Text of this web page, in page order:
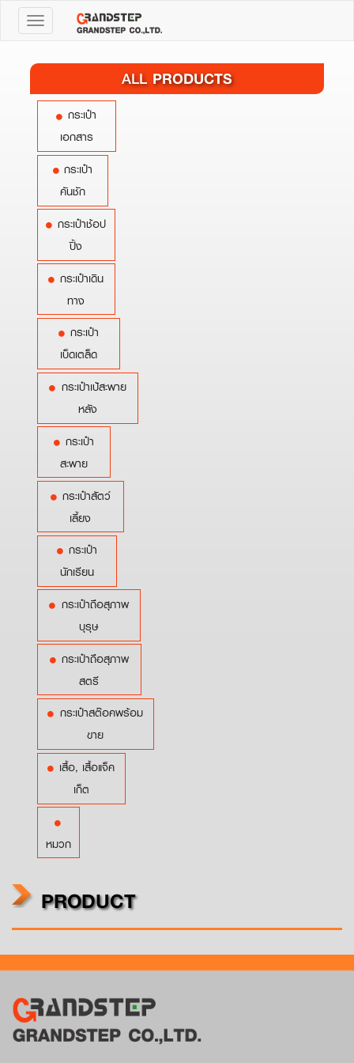
Toggle
ALL PRODUCTS
กระเป๋า
เอกสาร
กระเป๋า
คันชัก
กระเป๋าช้อป
ปิ้ง
กระเป๋าเดิน
ทาง
กระเป๋า
เบ็ดเตล็ด
กระเป๋าเป้สะพาย
หลัง
กระเป๋า
สะพาย
กระเป๋าสัตว์
เลี้ยง
กระเป๋า
นักเรียน
กระเป๋าถือสุภาพ
บุรุษ
กระเป๋าถือสุภาพ
สตรี
กระเป๋าสต๊อคพร้อม
ขาย
เสื้อ, เสื้อแจ็ค
เก็ต
หมวก
PRODUCT